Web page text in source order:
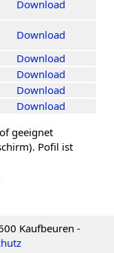
Download
Download
Download
Download
Download
Download
geeignet
Pofil ist
Kaufbeuren -